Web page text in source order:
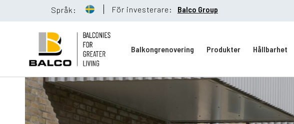
Språk: För investerare: Balco Group
Balkongrenovering Produkter Hållbarhet
Balkongrenovering